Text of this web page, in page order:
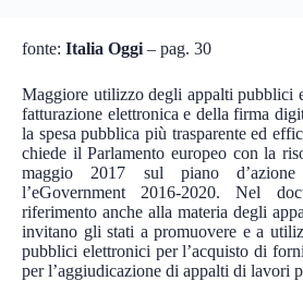
fonte: Italia Oggi – pag. 30
Maggiore utilizzo degli appalti pubblici
fatturazione elettronica e della firma
la spesa pubblica più trasparente ed
chiede il Parlamento europeo con la
maggio 2017 sul piano
l’eGovernment 2016-2020. Nel
riferimento anche alla materia degli
invitano gli stati a promuovere e a
pubblici elettronici per l’acquisto di
per l’aggiudicazione di appalti di lavori